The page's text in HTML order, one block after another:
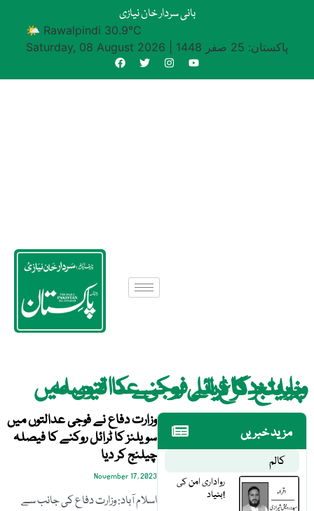
بانی سردار خان نیازی
🌤 Rawalpindi 30.9°C
Saturday, 08 August 2026
پاکستان: 25 صفر 1448
وزارت دفاع نے فوجی عدالتوں میں سویلنز کا ٹرائل روکنے کا فیصلہ چیلنج کر دیا
مزید خبریں
کالم
رواداری امن کی
بنیاد!
وزارت دفاع نے فوجی عدالتوں میں
سویلنز کا ٹرائل روکنے کا فیصلہ
چیلنج کر دیا
November 17, 2023
اسلام آباد: وزارت دفاع کی جانب سے